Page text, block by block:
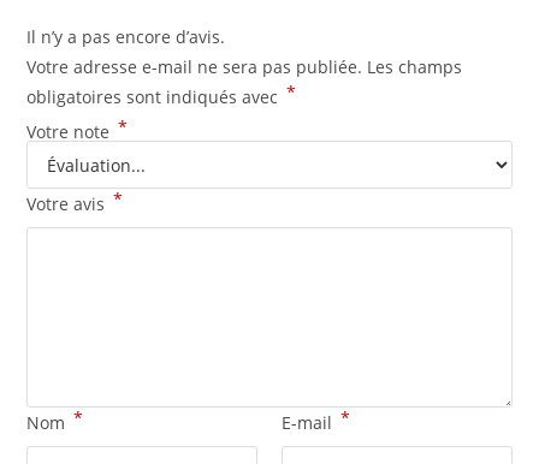
Il n’y a pas encore d’avis.
Votre adresse e-mail ne sera pas publiée. Les champs
obligatoires sont indiqués avec *
Votre note *
Votre avis *
Nom * E-mail *